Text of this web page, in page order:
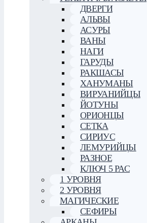
ДВЕРГИ
АЛЬВЫ
АСУРЫ
ВАНЫ
НАГИ
ГАРУДЫ
РАКШАСЫ
ХАНУМАНЫ
ВИРУАНИЙЦЫ
ЙОТУНЫ
ОРИОНЦЫ
СЕТКА
СИРИУС
ЛЕМУРИЙЦЫ
РАЗНОЕ
КЛЮЧ 5 РАС
1 УРОВНЯ
2 УРОВНЯ
МАГИЧЕСКИЕ
СЕФИРЫ